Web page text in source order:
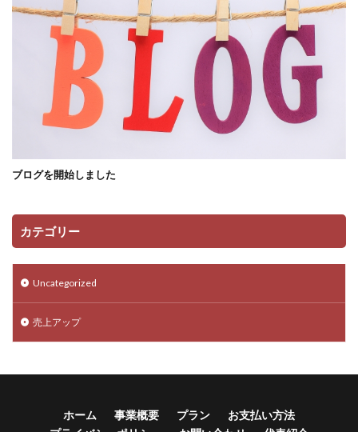
ブログを開始しました
カテゴリー
Uncategorized
売上アップ
ホーム 事業概要 プラン
お支払い方法